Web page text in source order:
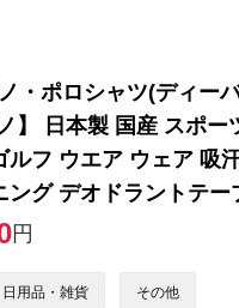
・ポロシャツ(ディー
】 日本製 国産 スポー
ルフ ウエア ウェア 吸
ング デオドラントテー
円
日用品・雑貨 その他